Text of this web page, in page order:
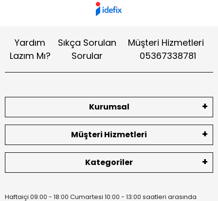
Yardım
Lazım Mı?
Sıkça Sorulan
Sorular
Müşteri Hizmetleri
05367338781
Kurumsal
Müşteri Hizmetleri
Kategoriler
Haftaiçi 09:00 - 18:00 Cumartesi 10:00 - 13:00 saatleri arasında